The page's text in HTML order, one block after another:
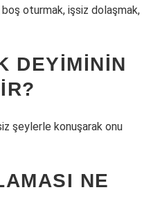
oturmak, işsiz dolaşmak,
DEYIMININ
şeylerle konuşarak onu
NE